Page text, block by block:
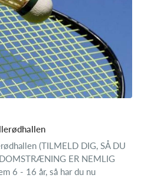
(TILMELD DIG, SÅ DU
ER NEMLIG
6 - 16 år, så har du nu